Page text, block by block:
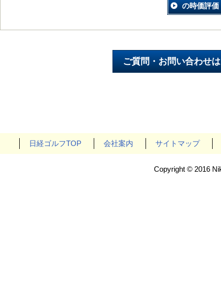
の時価評価
日経ゴルフTOP 会社案内 サイトマップ
Copyright © 2016